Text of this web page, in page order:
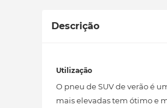
Descrição
Utilização
O pneu de SUV de verão é
mais elevadas tem ótimo e